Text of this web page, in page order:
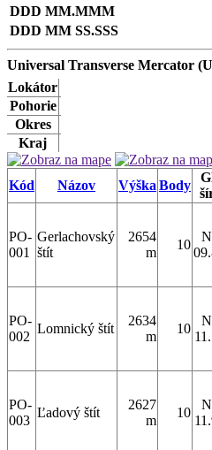
DDD MM.MMM
DDD MM SS.SSS
Universal Transverse Mercator
Lokátor
Pohorie
Okres
Kraj
Kód Názov Výška Body
PO-
001
Gerlachovský
štít
2654
m
10
PO-
002
Lomnický štít
2634
m
10
PO-
003
Ľadový štít
2627
m
10